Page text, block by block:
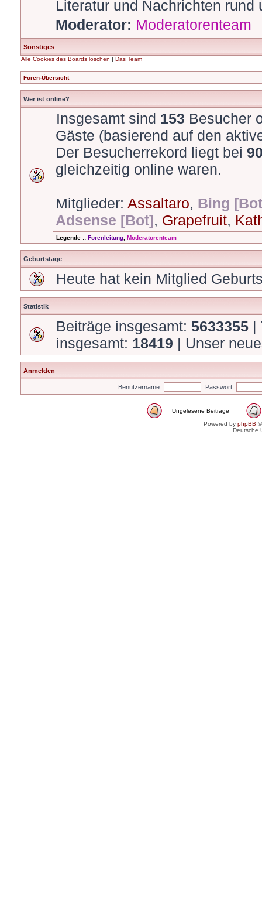
Literatur und Nachrichten rund
Moderator: Moderatorenteam
Sonstiges
Alle Cookies des Boards löschen | Das Team
Foren-Übersicht
Wer ist online?
Insgesamt sind 153 Besucher
Gäste (basierend auf den
Der Besucherrekord liegt bei
gleichzeitig online waren.
Mitglieder: Assaltaro, Bing
Adsense [Bot], Grapefruit,
Legende :: Forenleitung Moderatorenteam
Geburtstage
Heute hat kein Mitglied
Statistik
Beiträge insgesamt: 5633355 |
insgesamt: 18419 | Unser
Anmelden
Benutzername: Passwort:
Ungelesene Beiträge
Powered by phpBB
Deutsche